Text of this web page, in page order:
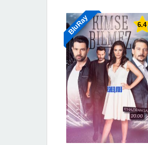
6.4
BluRay